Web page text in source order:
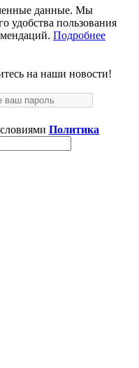
данные. Мы
удобства пользования
Подробнее
на наши новости!
Политика